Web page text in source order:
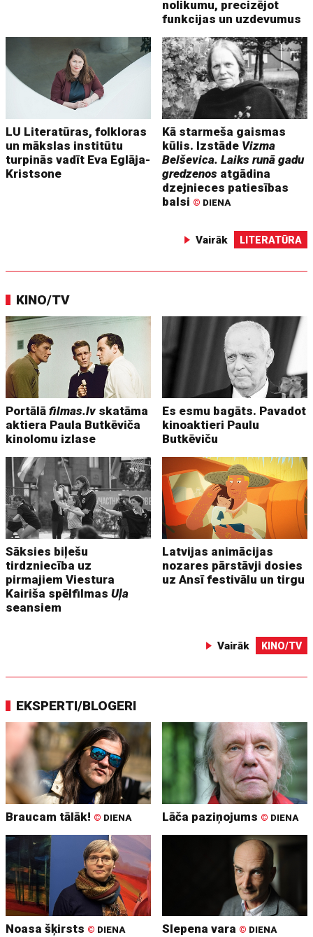
nolikumu, precizējot
funkcijas un uzdevumus
LU Literatūras, folkloras
un mākslas institūtu
turpinās vadīt Eva Eglāja-
Kristsone
Kā starmeša gaismas
kūlis. Izstāde Vizma
Belševica. Laiks runā gadu
gredzenos atgādina
dzejnieces patiesības
balsi © DIENA
Vairāk LITERATŪRA
KINO/TV
Portālāfilmas.lv skatāma
aktiera Paula Butkēviča
kinolomu izlase
Es esmu bagāts. Pavadot
kinoaktieri Paulu
Butkēviču
Sāksies biļešu
tirdzniecība uz
pirmajiem Viestura
Kairiša spēlfilmasUļa
seansiem
Latvijas animācijas
nozares pārstāvji dosies
uz Ansī festivālu un tirgu
Vairāk KINO/TV
EKSPERTI/BLOGERI
Braucam tālāk! © DIENA Lāča paziņojums © DIENA
Noasa šķirsts © DIENA Slepena vara © DIENA